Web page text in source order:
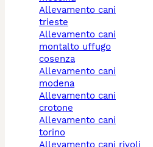
allevamento cani
trieste
allevamento cani
montalto uffugo
cosenza
allevamento cani
modena
allevamento cani
crotone
allevamento cani
torino